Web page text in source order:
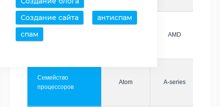
Создание сайта
антиспам
спамПроизводитель AMD
Семейство
процессоров
Atom A-series